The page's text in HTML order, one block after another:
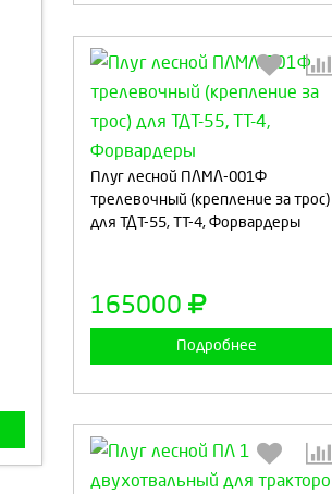
Плуг лесной ПЛМЛ-001Ф
трелевочный (крепление за трос)
для ТДТ-55, ТТ-4, Форвардеры
165000
Подробнее
Выберите количество: